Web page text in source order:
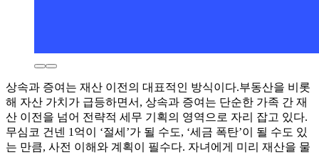
상속과 증여는 재산 이전의 대표적인 방식이다.부동산을 비롯
해 자산 가치가 급등하면서, 상속과 증여는 단순한 가족 간 재
산 이전을 넘어 전략적 세무 기획의 영역으로 자리 잡고 있다.
무심코 건넨 1억이 ‘절세’가 될 수도, ‘세금 폭탄’이 될 수도 있
는 만큼, 사전 이해와 계획이 필수다. 자녀에게 미리 재산을 물